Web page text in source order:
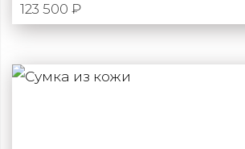
123 500 ₽